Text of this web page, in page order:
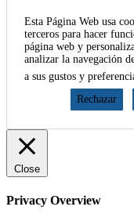
Esta Página Web usa
terceros para hacer
página web y
analizar la navegación
a sus gustos y
Rechazar
Close
Privacy Overview